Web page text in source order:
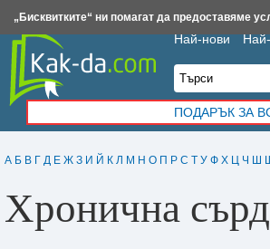
А Б В Г Д Е Ж З И Й К Л М Н О П Р С Т У Ф Х Ц Ч Ш
Хронична
Най-нови
ПОДАРЪК ЗА
Insert.bg Framar.bg Kak-da.com
„Бисквитките“ ни помагат да предоставяме